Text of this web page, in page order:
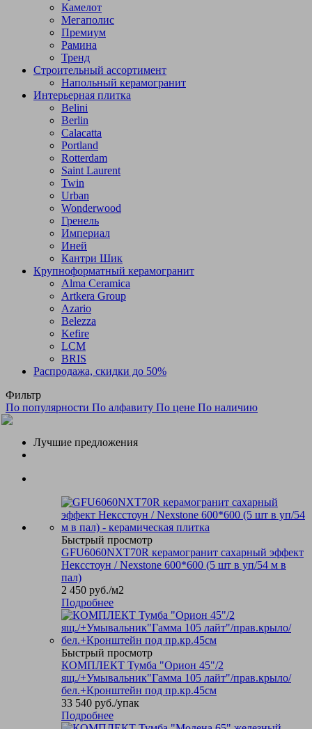
Камелот
Мегаполис
Премиум
Рамина
Тренд
Строительный ассортимент
Напольный керамогранит
Интерьерная плитка
Belini
Berlin
Calacatta
Portland
Rotterdam
Saint Laurent
Twin
Urban
Wonderwood
Гренель
Империал
Иней
Кантри Шик
Крупноформатный керамогранит
Alma Ceramica
Artkera Group
Azario
Belezza
Kefire
LCM
BRIS
Распродажа, скидки до 50%
Фильтр
По популярности По алфавиту По цене По наличию
Лучшие предложения
Быстрый просмотр
GFU6060NXT70R керамогранит сахарный эффект
Нексстоун / Nexstone 600*600 (5 шт в уп/54 м в
пал)
2 450 руб./м2
Подробнее
Быстрый просмотр
КОМПЛЕКТ Тумба "Орион 45"/2
ящ./+Умывальник"Гамма 105 лайт"/прав.крыло/
бел.+Кронштейн под пр.кр.45см
33 540 руб./упак
Подробнее